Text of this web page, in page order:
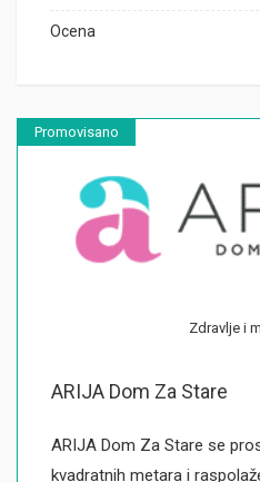
Ocena
Promovisano
Zdravlje i
ARIJA Dom Za Stare
ARIJA Dom Za Stare se
kvadratnih metara i